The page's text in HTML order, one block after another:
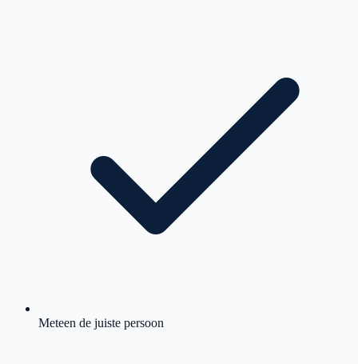
Meteen de juiste persoon